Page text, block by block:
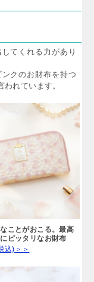
パープル？まるでオ
な魅惑のお財布
てくれる力があり
クのお財布を持つ
われています。